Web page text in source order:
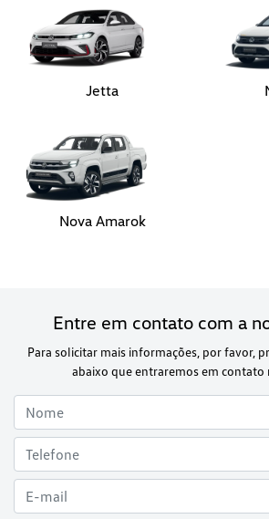
Jetta
Nova Amarok
Entre em contato com a
Para solicitar mais informações, por favor,
abaixo que entraremos em contato